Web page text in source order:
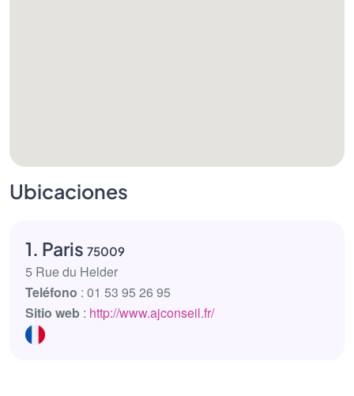
Ubicaciones
1. Paris 75009
5 Rue du Helder
Teléfono : 01 53 95 26 95
Sitio web : http://www.ajconseil.fr/